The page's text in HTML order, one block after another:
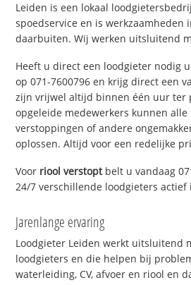
Leiden is een lokaal
spoedservice en is werkzaamheden
daarbuiten. Wij werken uitsluitend
Heeft u direct een loodgieter nodig
op 071-7600796 en krijg direct een
zijn vrijwel altijd binnen één uur ter
opgeleide medewerkers kunnen alle
verstoppingen of andere
oplossen. Altijd voor een redelijke
Voor riool verstoptbelt u vandaag
24/7 verschillende loodgieters actief
Jarenlange ervaring
Loodgieter Leiden werkt uitsluitend
loodgieters en die helpen bij
waterleiding, CV, afvoer en riool en